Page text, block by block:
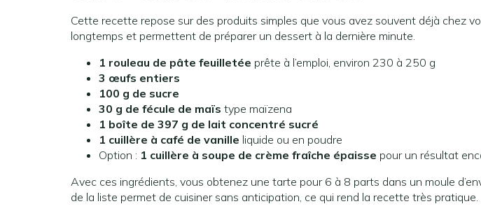
Cette recette repose sur des produits simples que vous avez souvent déjà chez
longtemps et permettent de préparer un dessert à la dernière minute.
1 rouleau de pâte feuilletée prête à l’emploi, environ 230 à 250 g
3 œufs entiers
100 g de sucre
30 g de fécule de maïs type maïzena
1 boîte de 397 g de lait concentré sucré
1 cuillère à café de vanille liquide ou en poudre
Option : 1 cuillère à soupe de crème fraîche épaisse pour un résultat
Avec ces ingrédients, vous obtenez une tarte pour 6 à 8 parts dans un moule
de la liste permet de cuisiner sans anticipation, ce qui rend la recette très pratique.